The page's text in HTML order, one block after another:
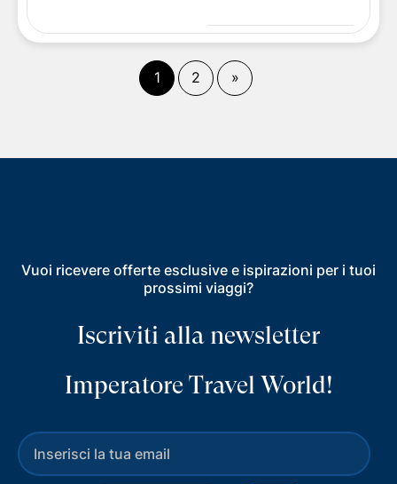
1( corrente)
2 »Fine
Vuoi ricevere offerte esclusive e ispirazioni per i tuoi
prossimi viaggi?
Iscriviti alla newsletter
Imperatore Travel World!